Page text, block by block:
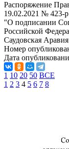
Распоряжение
19.02.2021 № 423-р
"О подписании
Российской
Саудовская
Номер
Дата
1 10 20 50 ВСЕ
1 2 3 4 5 6 7 8